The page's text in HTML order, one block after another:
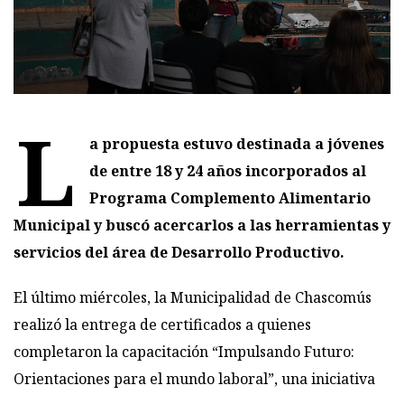
L
a propuesta estuvo destinada a jóvenes
de entre 18 y 24 años incorporados al
Programa Complemento Alimentario
Municipal y buscó acercarlos a las herramientas y
servicios del área de Desarrollo Productivo.
El último miércoles, la Municipalidad de Chascomús
realizó la entrega de certificados a quienes
completaron la capacitación “Impulsando Futuro:
Orientaciones para el mundo laboral”, una iniciativa